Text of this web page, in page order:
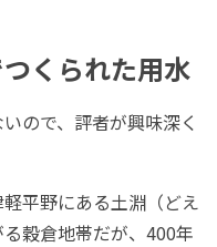
くられた用水
ので、評者が興味深く
平野にある土淵（どえ
穀倉地帯だが、400年